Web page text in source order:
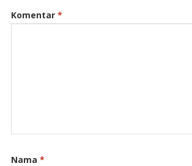
Komentar *
Nama *